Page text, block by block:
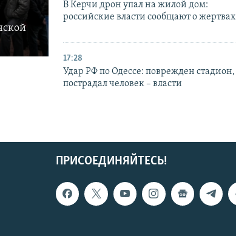
В Керчи дрон упал на жилой дом:
российские власти сообщают о жертвах
17:28
Удар РФ по Одессе: поврежден стадион,
пострадал человек – власти
ПРИСОЕДИНЯЙТЕСЬ!